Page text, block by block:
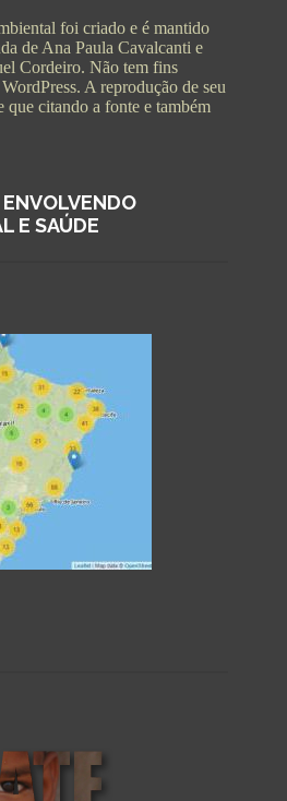
foi criado e é mantido
de Ana Paula Cavalcanti e
Cordeiro. Não tem fins
A reprodução de seu
que citando a fonte e também
E SAÚDE